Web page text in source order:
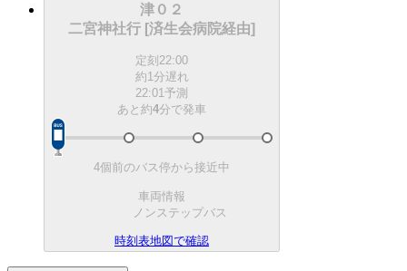
津０２
二宮神社行 [済生会病院経由]
定刻 22:00
約1分遅れ
22:01予測
あと約4分で発車
4個前のバス停から接近中
車両情報
ノンステップバス
時刻表地図で確認